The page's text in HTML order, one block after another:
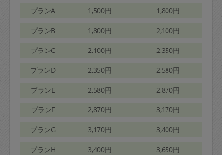
プランA 1,500円 1,800円
プランB 1,800円 2,100円
プランC 2,100円 2,350円
プランD 2,350円 2,580円
プランE 2,580円 2,870円
プランF 2,870円 3,170円
プランG 3,170円 3,400円
プランH 3,400円 3,650円